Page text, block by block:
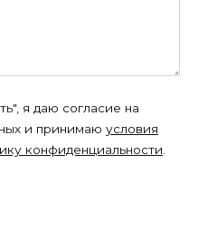
я даю согласие на
и принимаю условия
конфиденциальности